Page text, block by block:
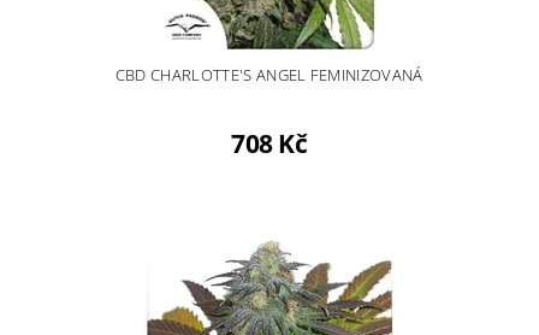
CBD CHARLOTTE'S ANGEL FEMINIZOVANÁ
708 Kč